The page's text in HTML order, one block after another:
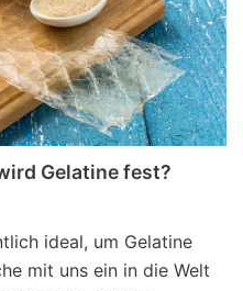
Gelatine fest?
ideal, um Gelatine
mit uns ein in die Welt